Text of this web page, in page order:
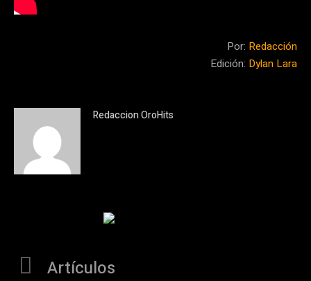
Por: Redacción
Edición: Dylan Lara
Redaccion OroHits
Artículos